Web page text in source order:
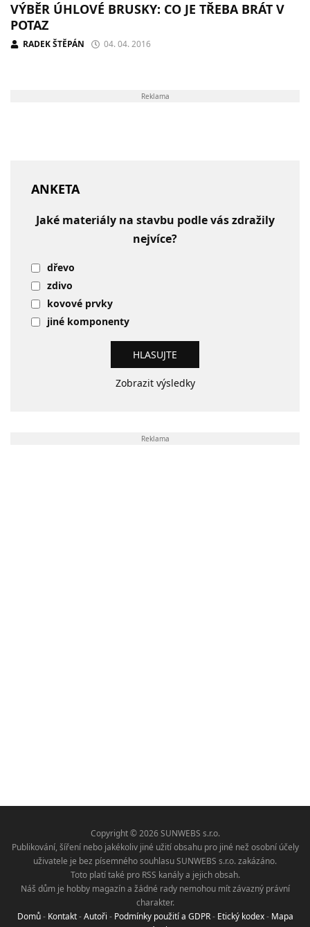
VÝBĚR ÚHLOVÉ BRUSKY: CO JE TŘEBA BRÁT V
POTAZ
RADEK ŠTĚPÁN 04. 04. 2016
Reklama
ANKETA
Jaké materiály na stavbu podle vás zdražily
nejvíce?
dřevo
zdivo
kovové prvky
jiné komponenty
Zobrazit výsledky
Reklama
Copyright © 2026 SUNWEBS s.r.o.
Publikování, šíření nebo jakékoliv jiné užití obsahu pro jiné než osobní účely
uživatele je bez písemného souhlasu SUNWEBS s.r.o. zakázáno.
Toto platí také pro RSS kanály a jejich obsah.
Náš dům je hobby magazín a žádné rady nemohou mít závazný právní
charakter.
Domů- Kontakt-Autoři - Podmínky použití a GDPR- Etický kodex- Mapa